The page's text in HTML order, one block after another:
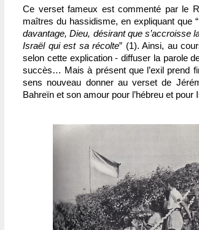
Ce verset fameux est commenté par le
maîtres du hassidisme, en expliquant que “
davantage, Dieu, désirant que s’accroisse
Israël qui est sa récolte” (1). Ainsi, au
selon cette explication - diffuser la parole
succès… Mais à présent que l’exil prend
sens nouveau donner au verset de
Bahreïn et son amour pour l’hébreu et pour